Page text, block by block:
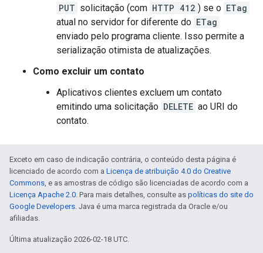
PUT solicitação (com HTTP 412 ) se o ETag
atual no servidor for diferente do ETag
enviado pelo programa cliente. Isso permite a
serialização otimista de atualizações.
Como excluir um contato
Aplicativos clientes excluem um contato
emitindo uma solicitação DELETE ao URI do
contato.
Exceto em caso de indicação contrária, o conteúdo desta página é
licenciado de acordo com a Licença de atribuição 4.0 do Creative
Commons, e as amostras de código são licenciadas de acordo com a
Licença Apache 2.0. Para mais detalhes, consulte as políticas do site do
Google Developers. Java é uma marca registrada da Oracle e/ou
afiliadas.
Última atualização 2026-02-18 UTC.